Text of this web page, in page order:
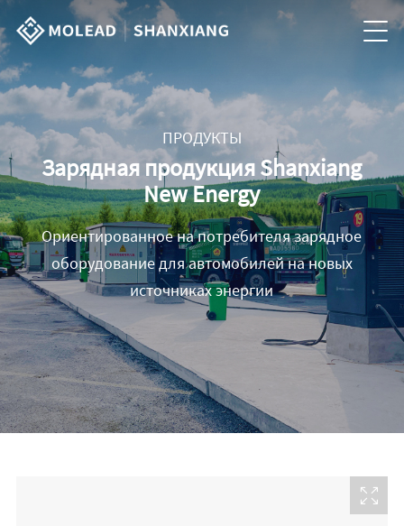
ПРОДУКТЫ
Зарядная продукция Shanxiang
New Energy
Ориентированное на потребителя зарядное
оборудование для автомобилей на новых
источниках энергии